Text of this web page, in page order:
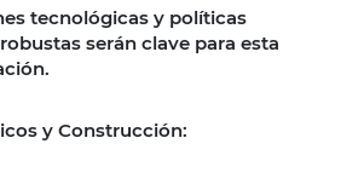
tecnológicas y políticas
serán clave para esta
y Construcción: